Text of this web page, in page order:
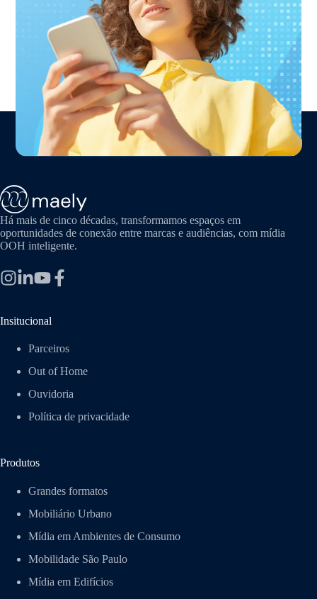
Há mais de cinco décadas, transformamos espaços em
oportunidades de conexão entre marcas e audiências, com mídia
OOH inteligente.
Insitucional
Parceiros
Out of Home
Ouvidoria
Política de privacidade
Produtos
Grandes formatos
Mobiliário Urbano
Mídia em Ambientes de Consumo
Mobilidade São Paulo
Mídia em Edifícios